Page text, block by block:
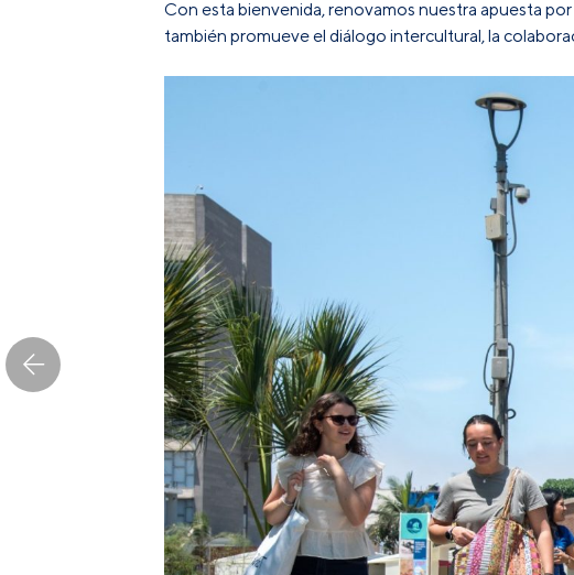
Con esta bienvenida, renovamos nuestra apuesta
también promueve el diálogo intercultural, la